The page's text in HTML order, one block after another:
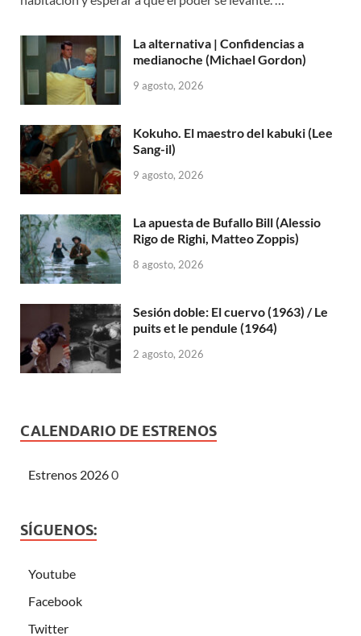
La alternativa | Confidencias a
medianoche (Michael Gordon)
9 agosto, 2026
Kokuho. El maestro del kabuki (Lee
Sang-il)
9 agosto, 2026
La apuesta de Bufallo Bill (Alessio
Rigo de Righi, Matteo Zoppis)
8 agosto, 2026
Sesión doble: El cuervo (1963) / Le
puits et le pendule (1964)
2 agosto, 2026
CALENDARIO DE ESTRENOS
Estrenos 20260
SÍGUENOS:
Youtube
Facebook
Twitter